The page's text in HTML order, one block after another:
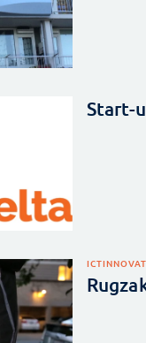
Start-
ICT